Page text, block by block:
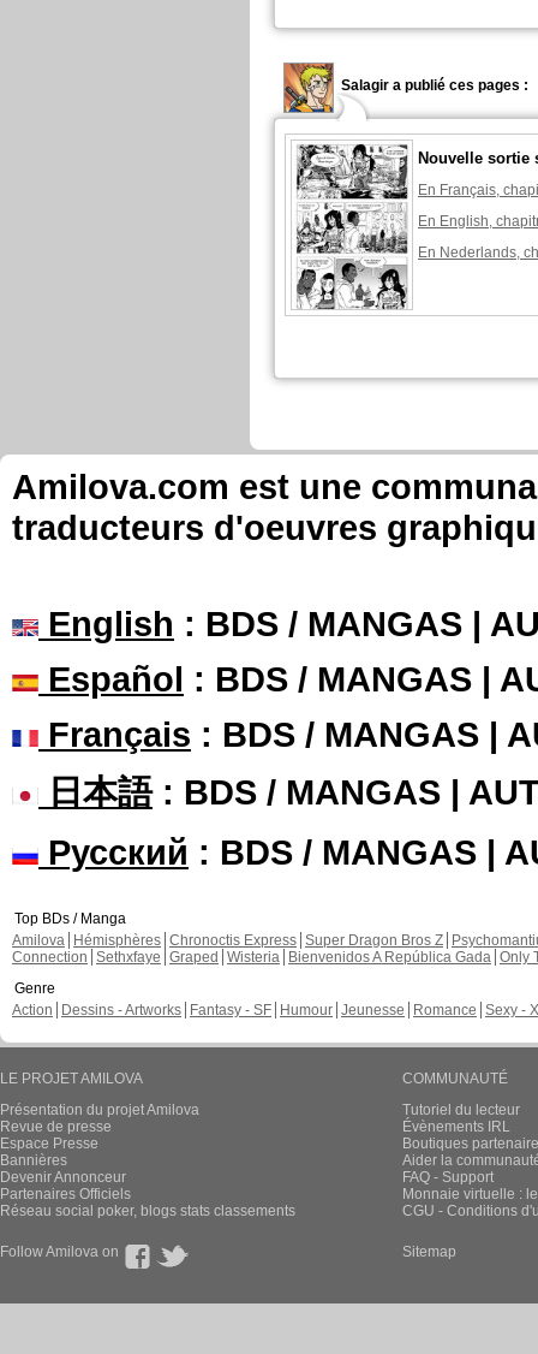
Salagir a publié ces pages :
Nouvelle sortie
En Français,
En English,
En Nederlands,
Chapitre: 21
Salagir a commenté ces
DBM U3 & U9: Una Tierra sin
Super Dragon
Chapitre: 21
Hémisphères